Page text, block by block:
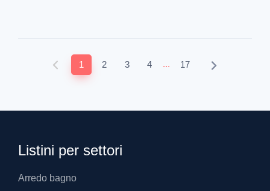
1 2 3 4 ... 17
Listini per settori
Arredo bagno